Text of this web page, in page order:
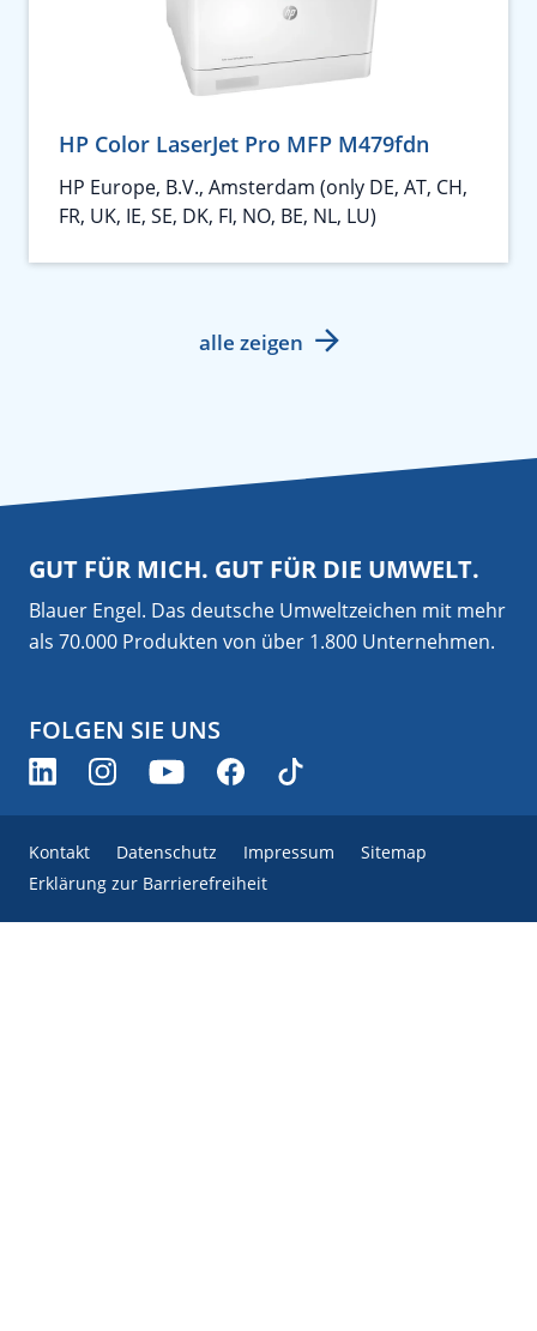
HP Color LaserJet Pro MFP M479fdn
HP Europe, B.V., Amsterdam (only DE, AT, CH,
FR, UK, IE, SE, DK, FI, NO, BE, NL, LU)
alle zeigen
GUT FÜR MICH. GUT FÜR DIE UMWELT.
Blauer Engel. Das deutsche Umweltzeichen mit mehr
als 70.000 Produkten von über 1.800 Unternehmen.
FOLGEN SIE UNS
Kontakt Datenschutz Impressum
Sitemap
Erklärung zur Barrierefreiheit